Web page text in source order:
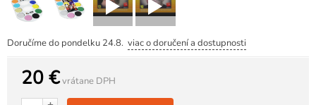
Doručíme do pondelku 24.8. viac o doručení a dostupnosti
20 €vrátane DPH